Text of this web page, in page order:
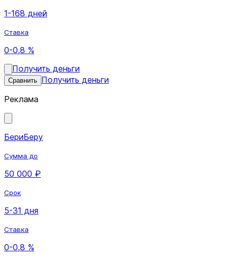
1-168 дней
Ставка
0-0,8 %
Получить деньги
Сравнить Получить деньги
Реклама
БериБеру
Сумма до
50 000 ₽
Срок
5-31 дня
Ставка
0-0,8 %